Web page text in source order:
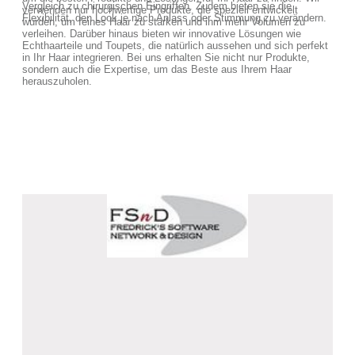
Vergleich zu chirurgischen Eingriffen. Zudem bieten sie die
Flexibilität, den Look je nach Anlass oder Stimmung zu verändern.
verwenden nur hochwertige Produkte, die speziell entwickelt
wurden, um feines Haar zu stärken und ihm mehr Volumen zu
verleihen. Darüber hinaus bieten wir innovative Lösungen wie
Echthaarteile und Toupets, die natürlich aussehen und sich perfekt
in Ihr Haar integrieren. Bei uns erhalten Sie nicht nur Produkte,
sondern auch die Expertise, um das Beste aus Ihrem Haar
herauszuholen.